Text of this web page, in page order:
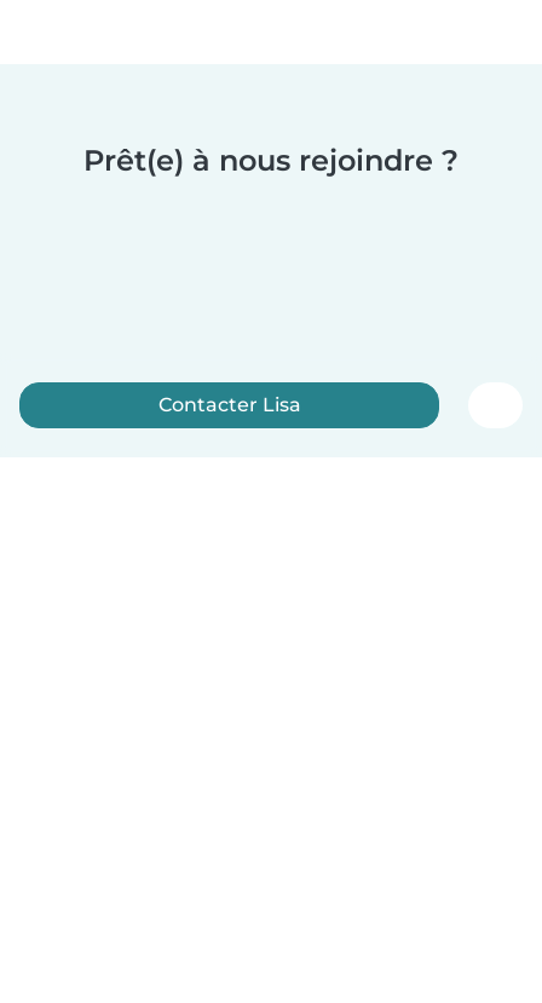
Prêt(e) à nous rejoindre ?
Contacter Lisa